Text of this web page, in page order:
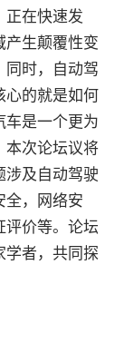
正在快速发
产生颠覆性变
同时，自动驾
心的就是如何
车是一个更为
本次论坛议将
涉及自动驾驶
全，网络安
评价等。论坛
学者，共同探